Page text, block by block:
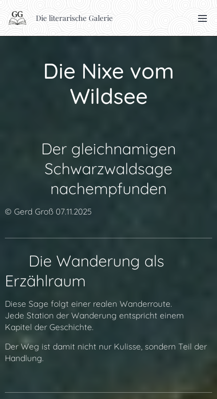
Die literarische Galerie
Die Nixe vom
Wildsee
Der gleichnamigen
Schwarzwaldsage
nachempfunden
© Gerd Groß 07.11.2025
🧭 Die Wanderung als
Erzählraum
Diese Sage folgt einer realen Wanderroute.
Jede Station der Wanderung entspricht einem
Kapitel der Geschichte.
Der Weg ist damit nicht nur Kulisse, sondern Teil der
Handlung.